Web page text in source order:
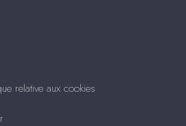
relative aux cookies